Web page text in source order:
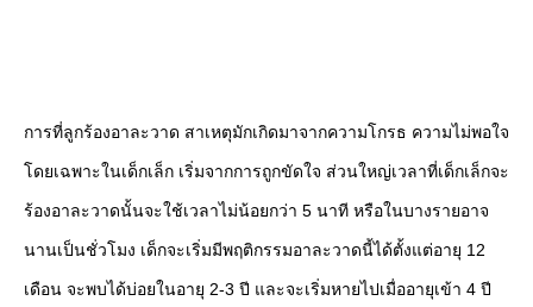
การที่ลูกร้องอาละวาด สาเหตุมักเกิดมาจากความโกรธ ความไม่พอใจ
โดยเฉพาะในเด็กเล็ก เริ่มจากการถูกขัดใจ ส่วนใหญ่เวลาที่เด็กเล็กจะ
ร้องอาละวาดนั้นจะใช้เวลาไม่น้อยกว่า 5 นาที หรือในบางรายอาจ
นานเป็นชั่วโมง เด็กจะเริ่มมีพฤติกรรมอาละวาดนี้ได้ตั้งแต่อายุ 12
เดือน จะพบได้บ่อยในอายุ 2-3 ปี และจะเริ่มหายไปเมื่ออายุเข้า 4 ปี